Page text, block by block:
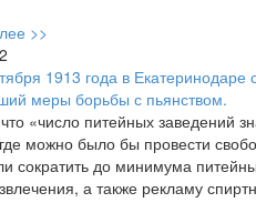
>>
1913 года в Екатеринодаре
меры борьбы с пьянством.
«число питейных заведений
можно было бы провести
сократить до минимума
а также рекламу